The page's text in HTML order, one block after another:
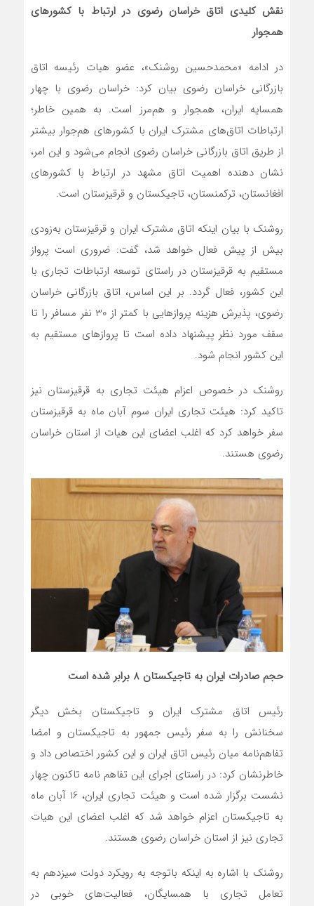
نقش کلیدی اتاق خراسان رضوی در ارتباط با کشورهای
همجوار
در ادامه «محمدحسین روشنک»، عضو هیات رئیسه اتاق
بازرگانی خراسان رضوی بیان کرد: خراسان رضوی با چهار
همسایه ایران، همجوار و هم‌مرز است. به همین خاطر؛
ارتباطات اتاق‌های مشترک ایران با کشورهای هم‌جوار بیشتر
از طریق اتاق بازرگانی خراسان رضوی انجام می‌شود و این امر،
نشان دهنده اهمیت اتاق مشهد در ارتباط با کشورهای
افغانستان، ترکمنستان، تاجیکستان و قرقیزستان است.
روشنک با بیان اینکه اتاق مشترک ایران و قرقیزستان به‌زودی
بیش از پیش فعال خواهد شد، گفت: ضروری است پرواز
مستقیم به قرقیزستان در راستای توسعه ارتباطات تجاری با
این کشور، فعال گردد. بر این اساس، اتاق بازرگانی خراسان
رضوی، پذیرش هزینه پروازهایی با کمتر از 30 نفر مسافر را تا
سقف مورد نظر پیشنهاد داده است تا پروازهای مستقیم به
این کشور انجام شود.
روشنک در خصوص اعزام هیئت تجاری به قرقیزستان نیز
تاکید کرد: هیئت تجاری ایران سوم آبان ماه به قرقیزستان
سفر خواهد کرد که اغلب اعضای این هیات از استان خراسان
رضوی هستند.
حجم صادرات ایران به تاجیکستان 8 برابر شده است
رئیس اتاق مشترک ایران و تاجیکستان بخش دیگر
سخنانش را به سفر رئیس جمهور به تاجیکستان و امضا
تفاهم‌نامه میان رئیس اتاق ایران و این کشور اختصاص داد و
خاطرنشان کرد: در راستای اجرای این تفاهم نامه تاکنون چهار
نشست برگزار شده است و هیئت تجاری ایران، 16 آبان ماه
به تاجیکستان اعزام خواهد شد که اغلب اعضای این هیات
تجاری نیز از استان خراسان رضوی هستند.
روشنک با اشاره به اینکه باتوجه به رویکرد دولت سیزدهم به
تعامل تجاری با همسایگان، فعالیت‌های خوبی در